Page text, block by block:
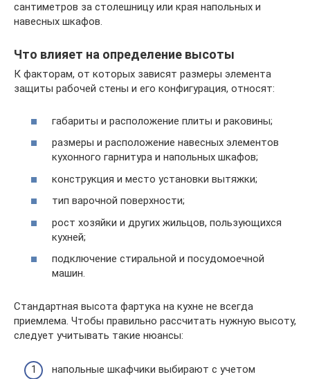
сантиметров за столешницу или края напольных и
навесных шкафов.
Что влияет на определение высоты
К факторам, от которых зависят размеры элемента
защиты рабочей стены и его конфигурация, относят:
габариты и расположение плиты и раковины;
размеры и расположение навесных элементов
кухонного гарнитура и напольных шкафов;
конструкция и место установки вытяжки;
тип варочной поверхности;
рост хозяйки и других жильцов, пользующихся
кухней;
подключение стиральной и посудомоечной
машин.
Стандартная высота фартука на кухне не всегда
приемлема. Чтобы правильно рассчитать нужную высоту,
следует учитывать такие нюансы:
напольные шкафчики выбирают с учетом